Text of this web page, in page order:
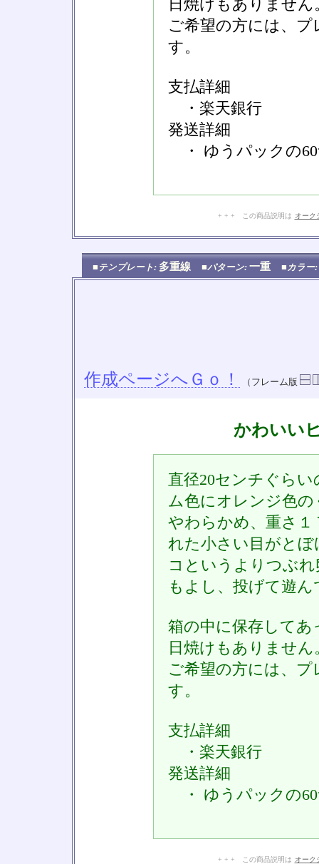
日焼けもありません
ご希望の方には、
す。
支払詳細
・楽天銀行
発送詳細
・ ゆうパックの
+ + + この商品説明は オーク
■テンプレート: 多重線 ■パターン: 一重 ■カラー:
作成ページへＧｏ！ （フレーム版
かわいい
直径20センチぐら
ム色にオレンジ色
やわらかめ、重さ１
れた小さい目がと
コというよりつぶ
もよし、投げて遊ん
箱の中に保存してあ
日焼けもありません
ご希望の方には、
す。
支払詳細
・楽天銀行
発送詳細
・ ゆうパックの
+ + + この商品説明は オーク